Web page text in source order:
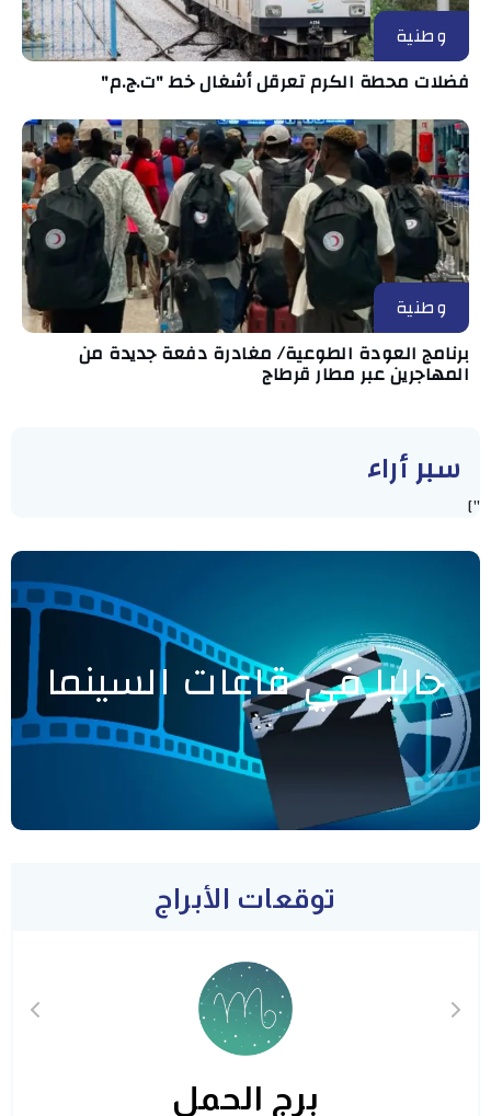
وطنية
فضلات محطة الكرم تعرقل أشغال خط "ت.ج.م"
وطنية
برنامج العودة الطوعية/ مغادرة دفعة جديدة من
المهاجرين عبر مطار قرطاج
سبر أراء
"]
حاليا في قاعات السينما
توقعات الأبراج
برج الحمل